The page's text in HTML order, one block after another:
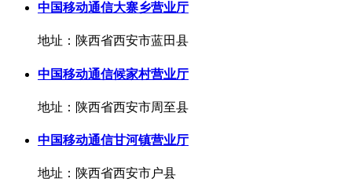
中国移动通信大寨乡营业厅
地址：陕西省西安市蓝田县
中国移动通信候家村营业厅
地址：陕西省西安市周至县
中国移动通信甘河镇营业厅
地址：陕西省西安市户县